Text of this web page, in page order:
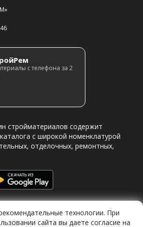
с телефона за 2
стройматериалов содержит
с широкой номенклатурой
отделочных, ремонтных,
технологии. При
сайта вы даете согласие на